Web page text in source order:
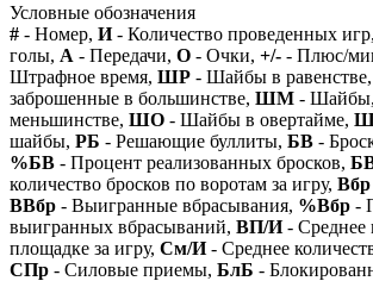
Условные обозначения
# - Номер, И- Количество проведенных игр,
голы, А - Передачи, О - Очки, +/- - Плюс/
Штрафное время, ШР - Шайбы в равенстве,
заброшенные в большинстве, ШМ - Шайбы,
меньшинстве, ШО - Шайбы в овертайме,
шайбы, РБ - Решающие буллиты, БВ -
%БВ - Процент реализованных бросков,
количество бросков по воротам за игру, Вбр
ВВбр - Выигранные вбрасывания, %Вбр -
выигранных вбрасываний, ВП/И- Среднее
площадке за игру, См/И- Среднее
СПр - Силовые приемы, БлБ -